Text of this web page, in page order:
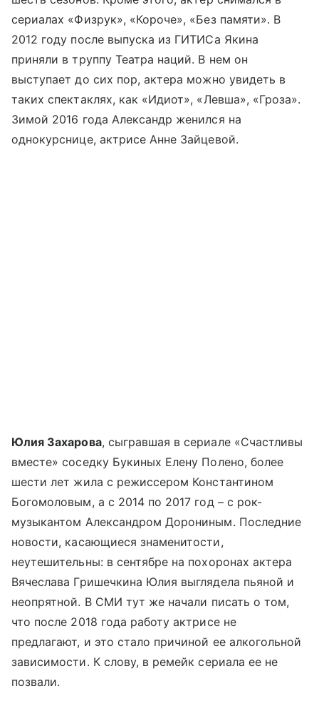
сериалах «Физрук», «Короче», «Без памяти». В
2012 году после выпуска из ГИТИСа Якина
приняли в труппу Театра наций. В нем он
выступает до сих пор, актера можно увидеть в
таких спектаклях, как «Идиот», «Левша», «Гроза».
Зимой 2016 года Александр женился на
однокурснице, актрисе Анне Зайцевой.
Юлия Захарова, сыгравшая в сериале «Счастливы
вместе» соседку Букиных Елену Полено, более
шести лет жила с режиссером Константином
Богомоловым, а с 2014 по 2017 год – с рок-
музыкантом Александром Дорониным. Последние
новости, касающиеся знаменитости,
неутешительны: в сентябре на похоронах актера
Вячеслава Гришечкина Юлия выглядела пьяной и
неопрятной. В СМИ тут же начали писать о том,
что после 2018 года работу актрисе не
предлагают, и это стало причиной ее алкогольной
зависимости. К слову, в ремейк сериала ее не
позвали.